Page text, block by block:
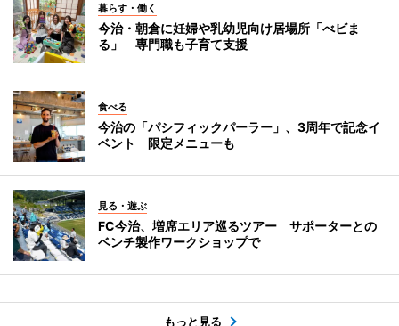
暮らす・働く
今治・朝倉に妊婦や乳幼児向け居場所「べビま
る」 専門職も子育て支援
食べる
今治の「パシフィックパーラー」、3周年で記念イ
ベント 限定メニューも
見る・遊ぶ
FC今治、増席エリア巡るツアー サポーターとの
ベンチ製作ワークショップで
もっと見る